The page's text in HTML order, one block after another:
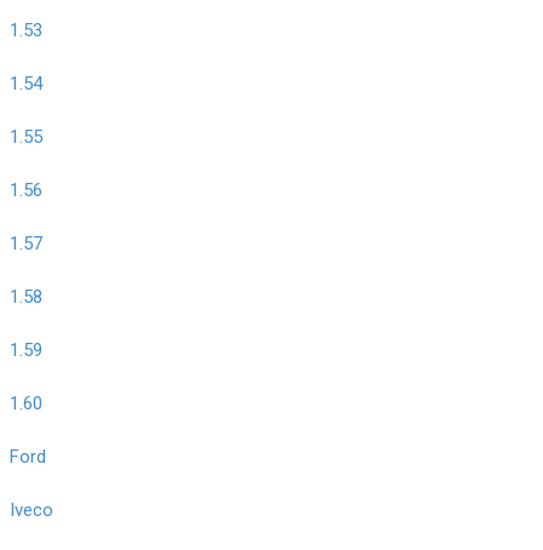
1.53
1.54
1.55
1.56
1.57
1.58
1.59
1.60
Ford
Iveco